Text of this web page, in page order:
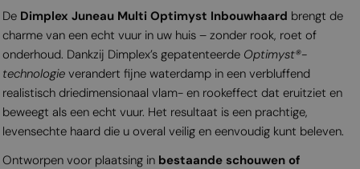
De Dimplex Juneau Multi Optimyst Inbouwhaard brengt de
charme van een echt vuur in uw huis – zonder rook, roet of
onderhoud. Dankzij Dimplex’s gepatenteerde Optimyst®-
technologieverandert fijne waterdamp in een verbluffend
realistisch driedimensionaal vlam- en rookeffect dat eruitziet en
beweegt als een echt vuur. Het resultaat is een prachtige,
levensechte haard die u overal veilig en eenvoudig kunt beleven.
Ontworpen voor plaatsing in bestaande schouwen of